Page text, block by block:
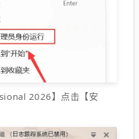
2026】点击【安